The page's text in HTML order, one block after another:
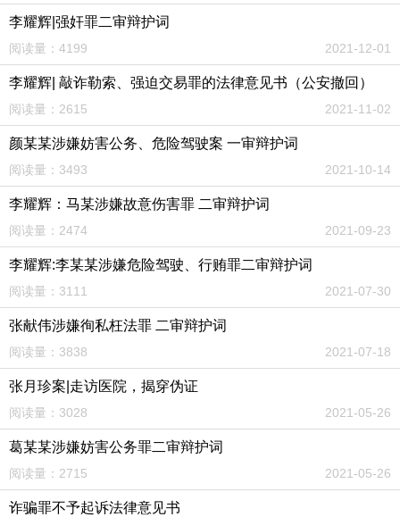
李耀辉|强奸罪二审辩护词
阅读量：4199 2021-12-01
李耀辉| 敲诈勒索、强迫交易罪的法律意见书（公安撤回）
阅读量：2615 2021-11-02
颜某某涉嫌妨害公务、危险驾驶案 一审辩护词
阅读量：3493 2021-10-14
李耀辉：马某涉嫌故意伤害罪 二审辩护词
阅读量：2474 2021-09-23
李耀辉:李某某涉嫌危险驾驶、行贿罪二审辩护词
阅读量：3111 2021-07-30
张献伟涉嫌徇私枉法罪 二审辩护词
阅读量：3838 2021-07-18
张月珍案|走访医院，揭穿伪证
阅读量：3028 2021-05-26
葛某某涉嫌妨害公务罪二审辩护词
阅读量：2715 2021-05-26
诈骗罪不予起诉法律意见书